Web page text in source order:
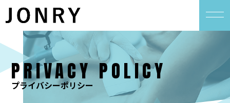
PRIVACY POLICY
プライバシーポリシー